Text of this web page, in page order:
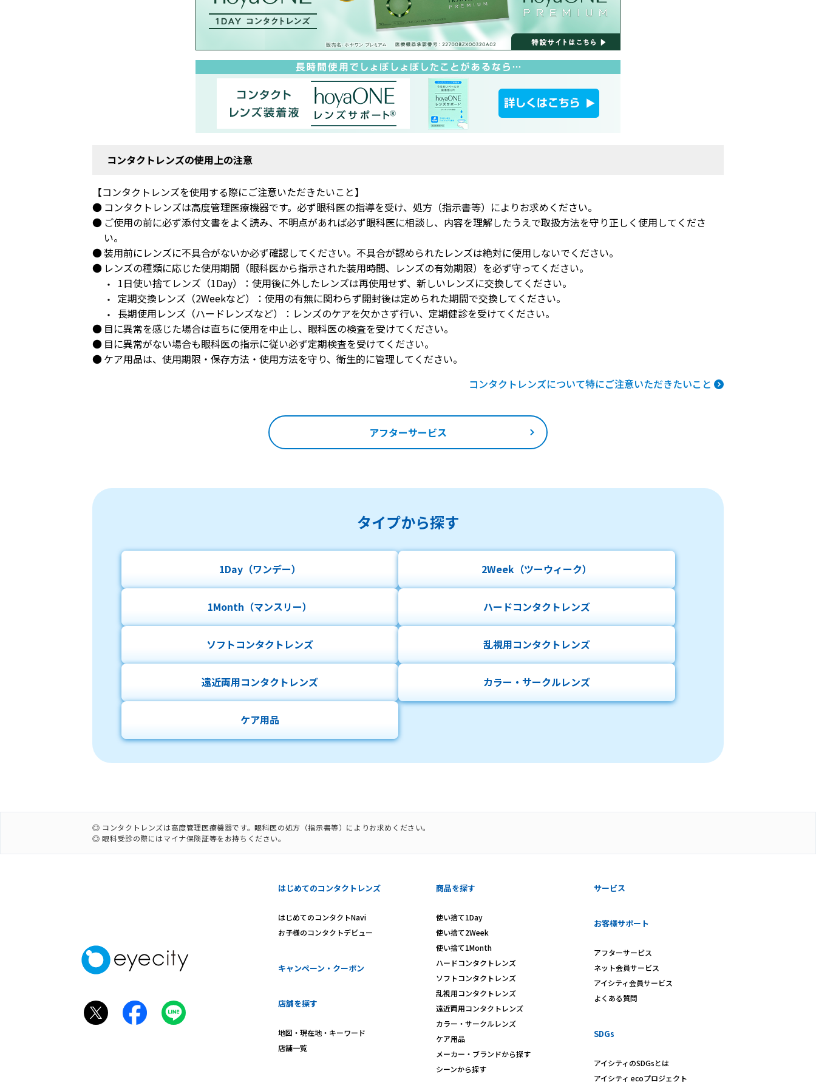
コンタクトレンズの使用上の注意
【コンタクトレンズを使用する際にご注意いただきたいこと】
コンタクトレンズは高度管理医療機器です。必ず眼科医の指導を受け、処方（指示書等）によりお求めください。
ご使用の前に必ず添付文書をよく読み、不明点があれば必ず眼科医に相談し、内容を理解したうえで取扱方法を守り正しく使用してくださ
い。
装用前にレンズに不具合がないか必ず確認してください。不具合が認められたレンズは絶対に使用しないでください。
レンズの種類に応じた使用期間（眼科医から指示された装用時間、レンズの有効期限）を必ず守ってください。
1日使い捨てレンズ（1Day）：使用後に外したレンズは再使用せず、新しいレンズに交換してください。
定期交換レンズ（2Weekなど）：使用の有無に関わらず開封後は定められた期間で交換してください。
長期使用レンズ（ハードレンズなど）：レンズのケアを欠かさず行い、定期健診を受けてください。
目に異常を感じた場合は直ちに使用を中止し、眼科医の検査を受けてください。
目に異常がない場合も眼科医の指示に従い必ず定期検査を受けてください。
ケア用品は、使用期限・保存方法・使用方法を守り、衛生的に管理してください。
コンタクトレンズについて特にご注意いただきたいこと
アフターサービス
タイプから探す
1Day（ワンデー） 2Week （ツーウィーク）
1Month （マンスリー） ハードコンタクトレンズ
ソフトコンタクトレンズ 乱視用コンタクトレンズ
遠近両用コンタクトレンズ カラー・ サークルレンズ
ケア用品
◎ コンタクトレンズは高度管理医療機器です。眼科医の処方（指示書等）によりお求めください。
◎ 眼科受診の際にはマイナ保険証等をお持ちください。
はじめてのコンタクトレンズ
はじめてのコンタクトNavi
お子様のコンタクトデビュー
キャンペーン・クーポン
店舗を探す
地図・現在地・キーワード
店舗一覧
商品を探す
使い捨て1Day
使い捨て2Week
使い捨て1Month
ハードコンタクトレンズ
ソフトコンタクトレンズ
乱視用コンタクトレンズ
遠近両用コンタクトレンズ
カラー・サークルレンズ
ケア用品
メーカー・ブランドから探す
シーンから探す
サービス
お客様サポート
アフターサービス
ネット会員サービス
アイシティ会員サービス
よくある質問
SDGs
アイシティのSDGsとは
アイシティ ecoプロジェクト